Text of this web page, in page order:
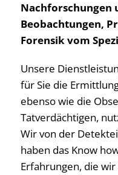
Nachforschungen
Beobachtungen,
Forensik vom
Unsere
für Sie die
ebenso wie die
Tatverdächtigen,
Wir von der
haben das Know
Erfahrungen, die